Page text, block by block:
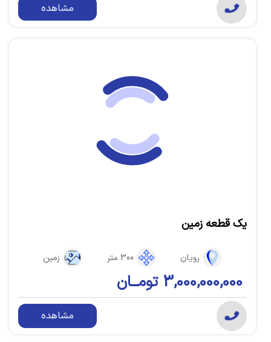
مشاهده
یک قطعه زمین
رویان 300 متر زمین
3,000,000,000 تومــان
مشاهده